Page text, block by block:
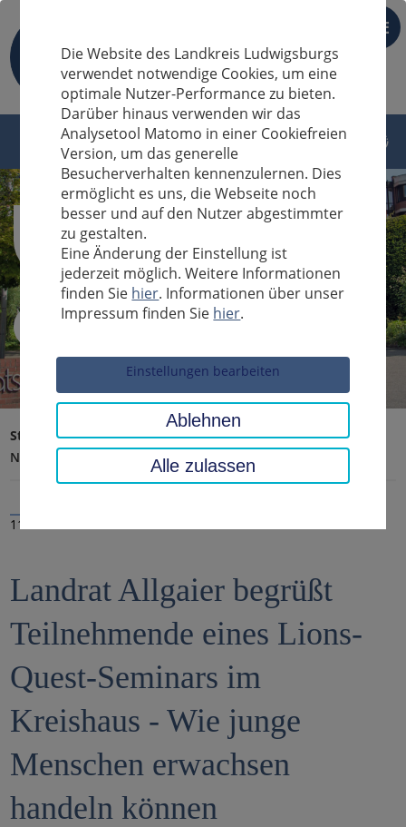
DE
Sucheingabe
Startseite Landratsamt, Landkreis
Aktuelles
Nachrichten
11.03.2024
Landrat Allgaier begrüßt
Teilnehmende eines Lions-
Quest-Seminars im
Kreishaus - Wie junge
Menschen erwachsen
handeln können
Die Website des Landkreis Ludwigsburgs
verwendet notwendige Cookies, um eine
optimale Nutzer-Performance zu bieten.
Darüber hinaus verwenden wir das
Analysetool Matomo in einer Cookiefreien
Version, um das generelle
Besucherverhalten kennenzulernen. Dies
ermöglicht es uns, die Webseite noch
besser und auf den Nutzer abgestimmter
zu gestalten.
Eine Änderung der Einstellung ist
jederzeit möglich. Weitere Informationen
finden Sie hier. Informationen über unser
Impressum finden Sie hier.
Einstellungen bearbeiten
Ablehnen
Alle zulassen